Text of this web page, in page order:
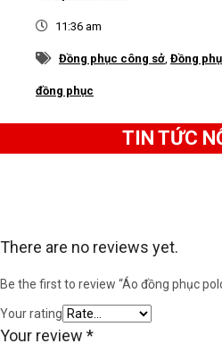
11:36 am
Đồng phục công sở Đồng
đồng phục
TIN TỨC
There are no reviews yet.
Be the first to review “Áo đồng phục
Your rating
Your review *